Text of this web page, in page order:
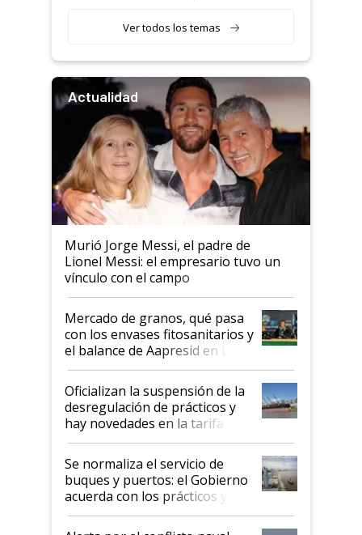
Ver todos los temas
Actualidad
Murió Jorge Messi, el padre de
Lionel Messi: el empresario tuvo un
vínculo con el campo
Mercado de granos, qué pasa
con los envases fitosanitarios y
el balance de Aapresid en La
Posta
Oficializan la suspensión de la
desregulación de prácticos y
hay novedades en la tarifa de
la hidrovía
Se normaliza el servicio de
buques y puertos: el Gobierno
acuerda con los prácticos y
suspende el decreto de
desregulación